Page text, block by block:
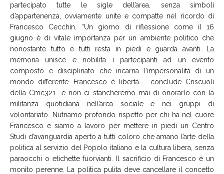
partecipato tutte le sigle dell’area, senza simboli
d’appartenenza, ovviamente unite e compatte nel ricordo di
Francesco Cecchin. “Un giorno di riflessione come il 16
giugno è di vitale importanza per un ambiente politico che
nonostante tutto e tutti resta in piedi e guarda avanti. La
memoria unisce e nobilita i partecipanti ad un evento
composto e disciplinato che incarna l’impersonalità di un
mondo differente. Francesco è libertà – conclude Criscuoli
della Cmc321 -e non ci stancheremo mai di onorarlo con la
militanza quotidiana nell’area sociale e nei gruppi di
volontariato. Nutriamo profondo rispetto per chi ha nel cuore
Francesco e siamo a lavoro per mettere in piedi un Centro
Studi d’avanguardia aperto a tutti coloro che amano l’arte della
politica al servizio del Popolo italiano e la cultura libera, senza
paraocchi o etichette fuorvianti. Il sacrificio di Francesco è un
monito perenne. La politica pulita deve cancellare il concetto